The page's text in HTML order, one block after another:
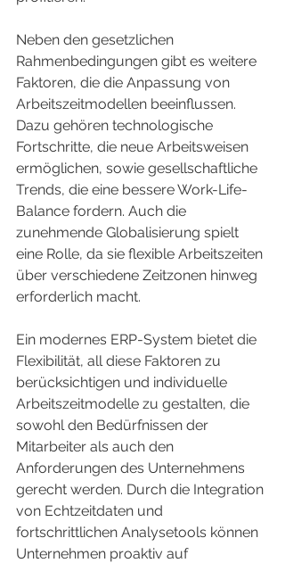
Neben den gesetzlichen
Rahmenbedingungen gibt es weitere
Faktoren, die die Anpassung von
Arbeitszeitmodellen beeinflussen.
Dazu gehören technologische
Fortschritte, die neue Arbeitsweisen
ermöglichen, sowie gesellschaftliche
Trends, die eine bessere Work-Life-
Balance fordern. Auch die
zunehmende Globalisierung spielt
eine Rolle, da sie flexible Arbeitszeiten
über verschiedene Zeitzonen hinweg
erforderlich macht.
Ein modernes ERP-System bietet die
Flexibilität, all diese Faktoren zu
berücksichtigen und individuelle
Arbeitszeitmodelle zu gestalten, die
sowohl den Bedürfnissen der
Mitarbeiter als auch den
Anforderungen des Unternehmens
gerecht werden. Durch die Integration
von Echtzeitdaten und
fortschrittlichen Analysetools können
Unternehmen proaktiv auf